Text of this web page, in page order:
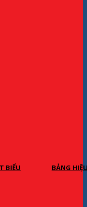
BIỂU
BẢNG